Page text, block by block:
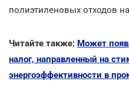
полиэтиленовых отходов
Читайте также: Может
налог, направленный на
энергоэффективности в